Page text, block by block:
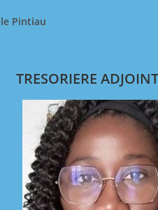
Pintiau
TRESORIERE